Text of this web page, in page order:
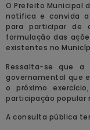
O Prefeito Municipal
notifica e convida a
para participar de
formulação das
existentes no
Ressalta-se que a
governamental que
o próximo
participação popular
A consulta pública